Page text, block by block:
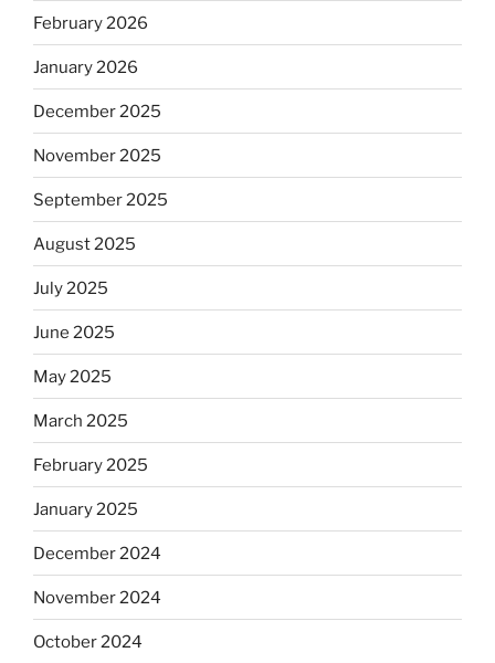
February 2026
January 2026
December 2025
November 2025
September 2025
August 2025
July 2025
June 2025
May 2025
March 2025
February 2025
January 2025
December 2024
November 2024
October 2024